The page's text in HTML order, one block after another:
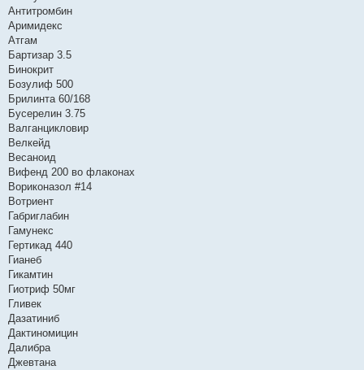
Антитромбин
Аримидекс
Атгам
Бартизар 3.5
Бинокрит
Бозулиф 500
Брилинта 60/168
Бусерелин 3.75
Валганцикловир
Велкейд
Весаноид
Вифенд 200 во флаконах
Вориконазол #14
Вотриент
Габриглабин
Гамунекс
Гертикад 440
Гианеб
Гикамтин
Гиотриф 50мг
Гливек
Дазатиниб
Дактиномицин
Далибра
Джевтана